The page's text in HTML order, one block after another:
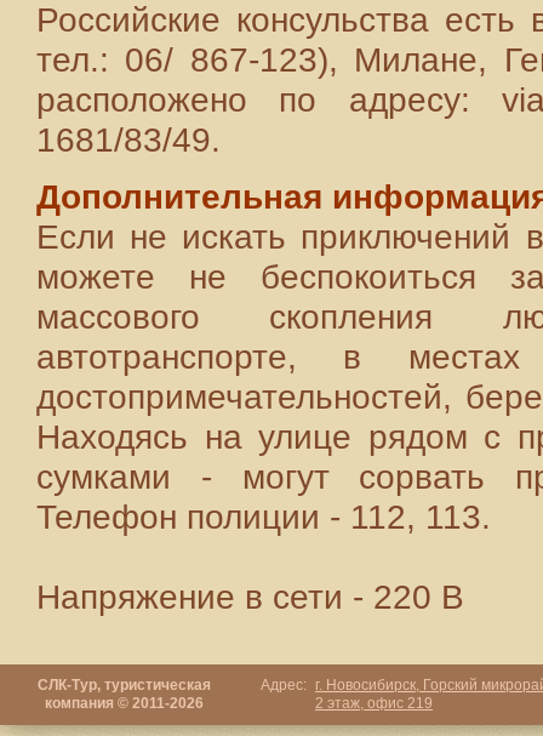
Российские консульства
тел.: 06/ 867-123), Милане,
расположено по адресу:
1681/83/49.
Дополнительная
Если не искать приключений
можете не беспокоиться
массового скопления
автотранспорте, в
достопримечательностей,
Находясь на улице рядом с
сумками - могут сорвать
Телефон полиции - 112, 113.
Напряжение в сети - 220 В
СЛК-Тур, туристическая
компания © 2011-2026
Адрес:
г. Новосибирск, Горский
2 этаж, офис 219